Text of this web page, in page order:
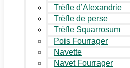
Trèfle d’Alexandrie
Trèfle de perse
Trèfle Squarrosum
Pois Fourrager
Navette
Navet Fourrager